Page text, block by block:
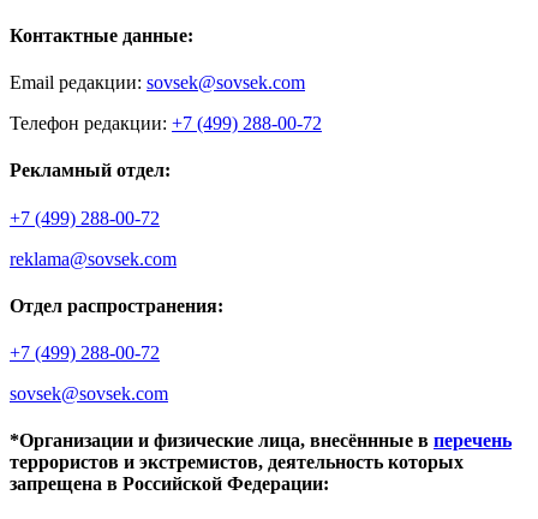
Контактные данные:
Email редакции: sovsek@sovsek.com
Телефон редакции: +7 (499) 288-00-72
Рекламный отдел:
+7 (499) 288-00-72
reklama@sovsek.com
Отдел распространения:
+7 (499) 288-00-72
sovsek@sovsek.com
*Организации и физические лица, внесённные в перечень
террористов и экстремистов, деятельность которых
запрещена в Российской Федерации: